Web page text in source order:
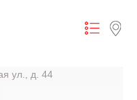
ул., д. 44